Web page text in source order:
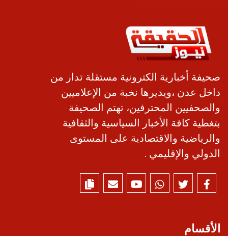
صحيفة أخبارية الكترونية مستقلة تدار من
داخل عدن ،ويديرها نخبة من الإعلاميين
والصحفيين المحترفين، تهتم الصحيفة
بتغطية كافة الأخبار السياسية والثقافية
والرياضية والاقتصادية على المستوى
الدولي والإقليمي .
الأقسام